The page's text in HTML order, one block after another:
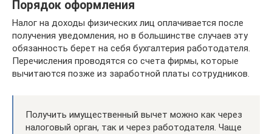
Порядок оформления
Налог на доходы физических лиц оплачивается после
получения уведомления, но в большинстве случаев эту
обязанность берет на себя бухгалтерия работодателя.
Перечисления проводятся со счета фирмы, которые
вычитаются позже из заработной платы сотрудников.
Получить имущественный вычет можно как через
налоговый орган, так и через работодателя. Чаще